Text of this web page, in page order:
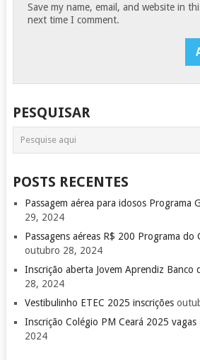
Save my name, email, and website in
next time I comment.
PESQUISAR
POSTS RECENTES
Passagem aérea para idosos Programa
29, 2024
Passagens aéreas R$ 200 Programa do
outubro 28, 2024
Inscrição aberta Jovem Aprendiz Banco
28, 2024
Vestibulinho ETEC 2025 inscrições
Inscrição Colégio PM Ceará 2025 vagas
2024